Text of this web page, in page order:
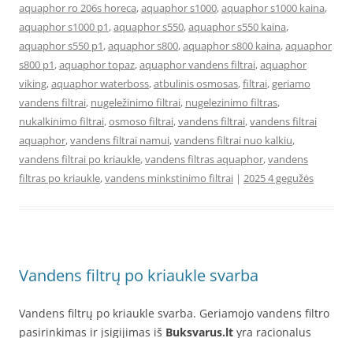
aquaphor ro 206s horeca,aquaphor s1000,aquaphor s1000 kaina,
aquaphor s1000 p1,aquaphor s550,aquaphor s550 kaina,
aquaphor s550 p1,aquaphor s800,aquaphor s800 kaina,aquaphor
s800 p1,aquaphor topaz,aquaphor vandens filtrai,aquaphor
viking,aquaphor waterboss,atbulinis osmosas,filtrai,geriamo
vandens filtrai, nugeležinimo filtrai, nugelezinimo filtras,
nukalkinimo filtrai,osmoso filtrai,vandens filtrai,vandens filtrai
aquaphor,vandens filtrai namui,vandens filtrai nuo kalkiu,
vandens filtrai po kriaukle,vandens filtras aquaphor,vandens
filtras po kriaukle,vandens minkstinimo filtrai | 2025 4 gegužės
Vandens filtrų po kriaukle svarba
Vandens filtrų po kriaukle svarba. Geriamojo vandens filtro
pasirinkimas ir įsigijimas iš Buksvarus.lt yra racionalus